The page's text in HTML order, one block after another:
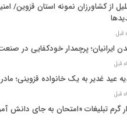
از کشاورزان نمونه استان قزوین/
ایرانیان؛ پرچمدار خودکفایی در
عید غدیر به یک خانواده قزوینی؛
گرم تبلیغات «امتحان به جای دانش‌